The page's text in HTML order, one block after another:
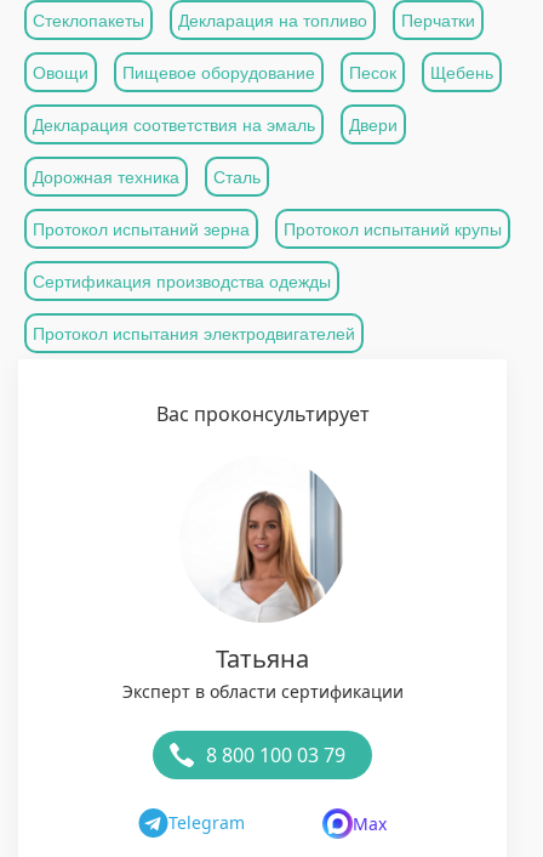
Стеклопакеты Декларация на топливо Перчатки
Овощи Пищевое оборудование Песок Щебень
Декларация соответствия на эмаль Двери
Дорожная техника Сталь
Протокол испытаний зерна Протокол испытаний крупы
Сертификация производства одежды
Протокол испытания электродвигателей
Вас проконсультирует
Татьяна
Эксперт в области сертификации
8 800 100 03 79
Telegram Max